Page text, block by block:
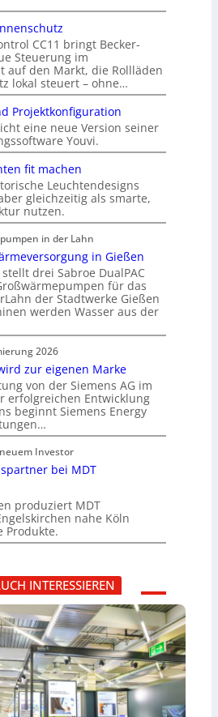
CC11 bringt Becker-
Steuerung im
auf den Markt, die Rollläden
lokal steuert – ohne…
Projektkonfiguration
eine neue Version seiner
Youvi.
fit machen
Leuchtendesigns
gleichzeitig als smarte,
nutzen.
in der Lahn
in Gießen
drei Sabroe DualPAC
für das
der Stadtwerke Gießen
werden Wasser aus der
2026
zur eigenen Marke
von der Siemens AG im
erfolgreichen Entwicklung
beginnt Siemens Energy
Investor
bei MDT
produziert MDT
nahe Köln
Produkte.
INTERESSIEREN